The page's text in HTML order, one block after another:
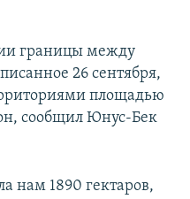
границы между
26 сентября,
площадью
сообщил Юнус-Бек
нам 1890 гектаров,